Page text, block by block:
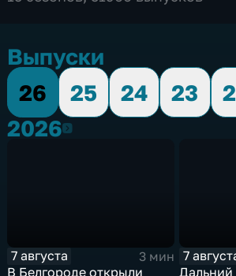
Выпуски
26
25 24 23
20262026
7 августа
3 мин
В Белгороде открыли
7
Дальний